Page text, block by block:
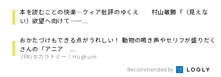
本を読むことの快楽―クィア批評のゆくえ 村山敏勝『（見えな
い）欲望へ向けて―─...
おかたづけもできる点がうれしい！ 動物の鳴き声やセリフが盛りだく
さんの「アニア ...
(PR)タカラトミー｜Hugkum
Recommended by